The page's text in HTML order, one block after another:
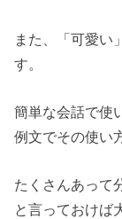
また、「可愛い
す。
簡単な会話で使
例文でその使い
たくさんあって
と言っておけば